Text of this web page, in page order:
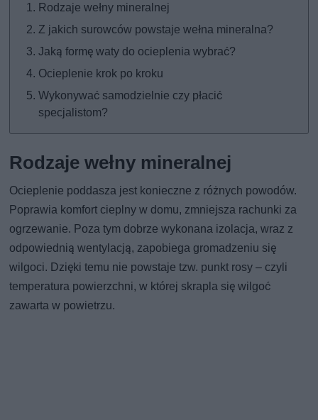
Rodzaje wełny mineralnej
Z jakich surowców powstaje wełna mineralna?
Jaką formę waty do ocieplenia wybrać?
Ocieplenie krok po kroku
Wykonywać samodzielnie czy płacić
specjalistom?
Rodzaje wełny mineralnej
Ocieplenie poddasza jest konieczne z różnych powodów.
Poprawia komfort cieplny w domu, zmniejsza rachunki za
ogrzewanie. Poza tym dobrze wykonana izolacja, wraz z
odpowiednią wentylacją, zapobiega gromadzeniu się
wilgoci. Dzięki temu nie powstaje tzw. punkt rosy – czyli
temperatura powierzchni, w której skrapla się wilgoć
zawarta w powietrzu.